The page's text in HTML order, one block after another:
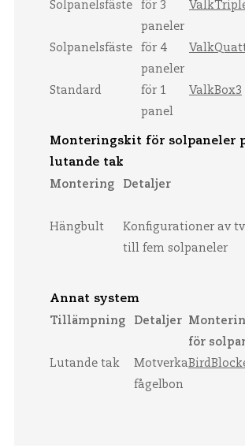
Solpanelsfäste
för 3
paneler
Solpanelsfäste
för 4
paneler
Standard
för 1
panel
ValkBox3
Monteringskit för solpaneler
lutande tak
Montering Detaljer
Hängbult
Konfigurationer av
till fem solpaneler
Annat system
Tillämpning Detaljer
för
Lutande tak
Motverka
fågelbon